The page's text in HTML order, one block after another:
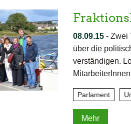
08.09.15- Zwei
über die
verständigen.
Parlament
Mehr